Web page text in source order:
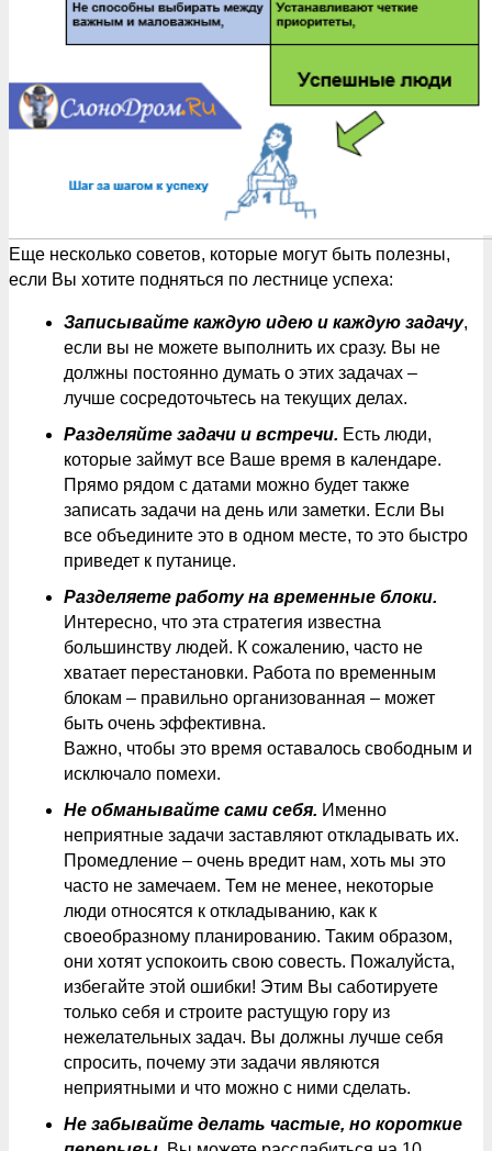
Еще несколько советов, которые могут быть полезны,
если Вы хотите подняться по лестнице успеха:
Записывайте каждую идею и каждую задачу,
если вы не можете выполнить их сразу. Вы не
должны постоянно думать о этих задачах –
лучше сосредоточьтесь на текущих делах.
Разделяйте задачи и встречи. Есть люди,
которые займут все Ваше время в календаре.
Прямо рядом с датами можно будет также
записать задачи на день или заметки. Если Вы
все объедините это в одном месте, то это быстро
приведет к путанице.
Разделяете работу на временные блоки.
Интересно, что эта стратегия известна
большинству людей. К сожалению, часто не
хватает перестановки. Работа по временным
блокам – правильно организованная – может
быть очень эффективна.
Важно, чтобы это время оставалось свободным и
исключало помехи.
Не обманывайте сами себя. Именно
неприятные задачи заставляют откладывать их.
Промедление – очень вредит нам, хоть мы это
часто не замечаем. Тем не менее, некоторые
люди относятся к откладыванию, как к
своеобразному планированию. Таким образом,
они хотят успокоить свою совесть. Пожалуйста,
избегайте этой ошибки! Этим Вы саботируете
только себя и строите растущую гору из
нежелательных задач. Вы должны лучше себя
спросить, почему эти задачи являются
неприятными и что можно с ними сделать.
Не забывайте делать частые, но короткие